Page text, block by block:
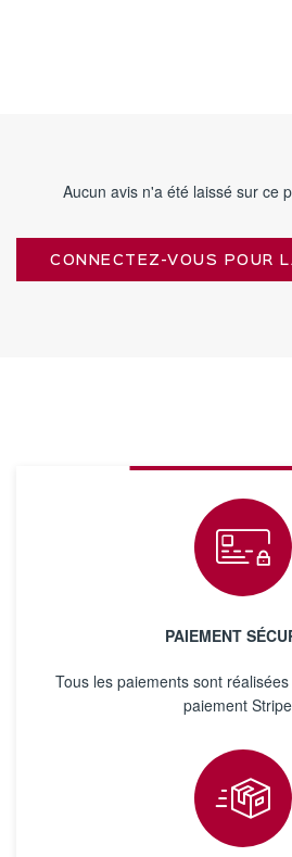
Aucun avis n'a été laissé sur ce
CONNECTEZ-VOUS POUR
PAIEMENT
Tous les paiements sont
paiement